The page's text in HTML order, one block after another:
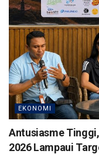
EKONOMI
Antusiasme
2026 Lampaui